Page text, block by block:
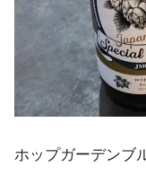
ホップガーデンブ